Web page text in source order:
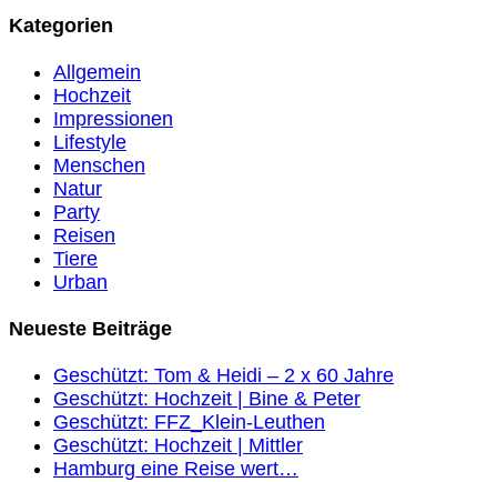
Kategorien
Allgemein
Hochzeit
Impressionen
Lifestyle
Menschen
Natur
Party
Reisen
Tiere
Urban
Neueste Beiträge
Geschützt: Tom & Heidi – 2 x 60 Jahre
Geschützt: Hochzeit | Bine & Peter
Geschützt: FFZ_Klein-Leuthen
Geschützt: Hochzeit | Mittler
Hamburg eine Reise wert…